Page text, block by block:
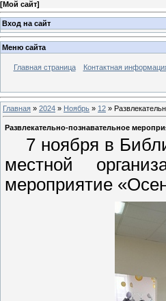
[Мой сайт]
Вход на сайт
Меню сайта
Главная страница Контактная
Главная » 2024 » Ноябрь » 12 »
Развлекательно-познавательное
7 ноября в
местной
мероприятие